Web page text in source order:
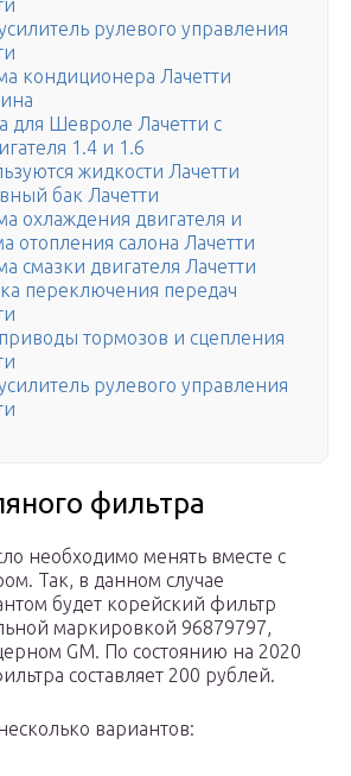
рулевого управления
кондиционера Лачетти
для Шевроле Лачетти с
1.4 и 1.6
жидкости Лачетти
бак Лачетти
охлаждения двигателя и
отопления салона Лачетти
смазки двигателя Лачетти
переключения передач
тормозов и сцепления
рулевого управления
фильтра
необходимо менять вместе с
Так, в данном случае
будет корейский фильтр
маркировкой 96879797,
GM. По состоянию на 2020
составляет 200 рублей.
вариантов: